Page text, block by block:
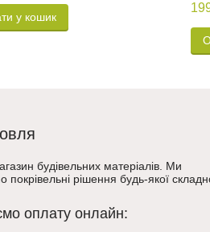
у кошик
будівельних матеріалів. Ми
покрівельні рішення будь-якої
оплату онлайн: